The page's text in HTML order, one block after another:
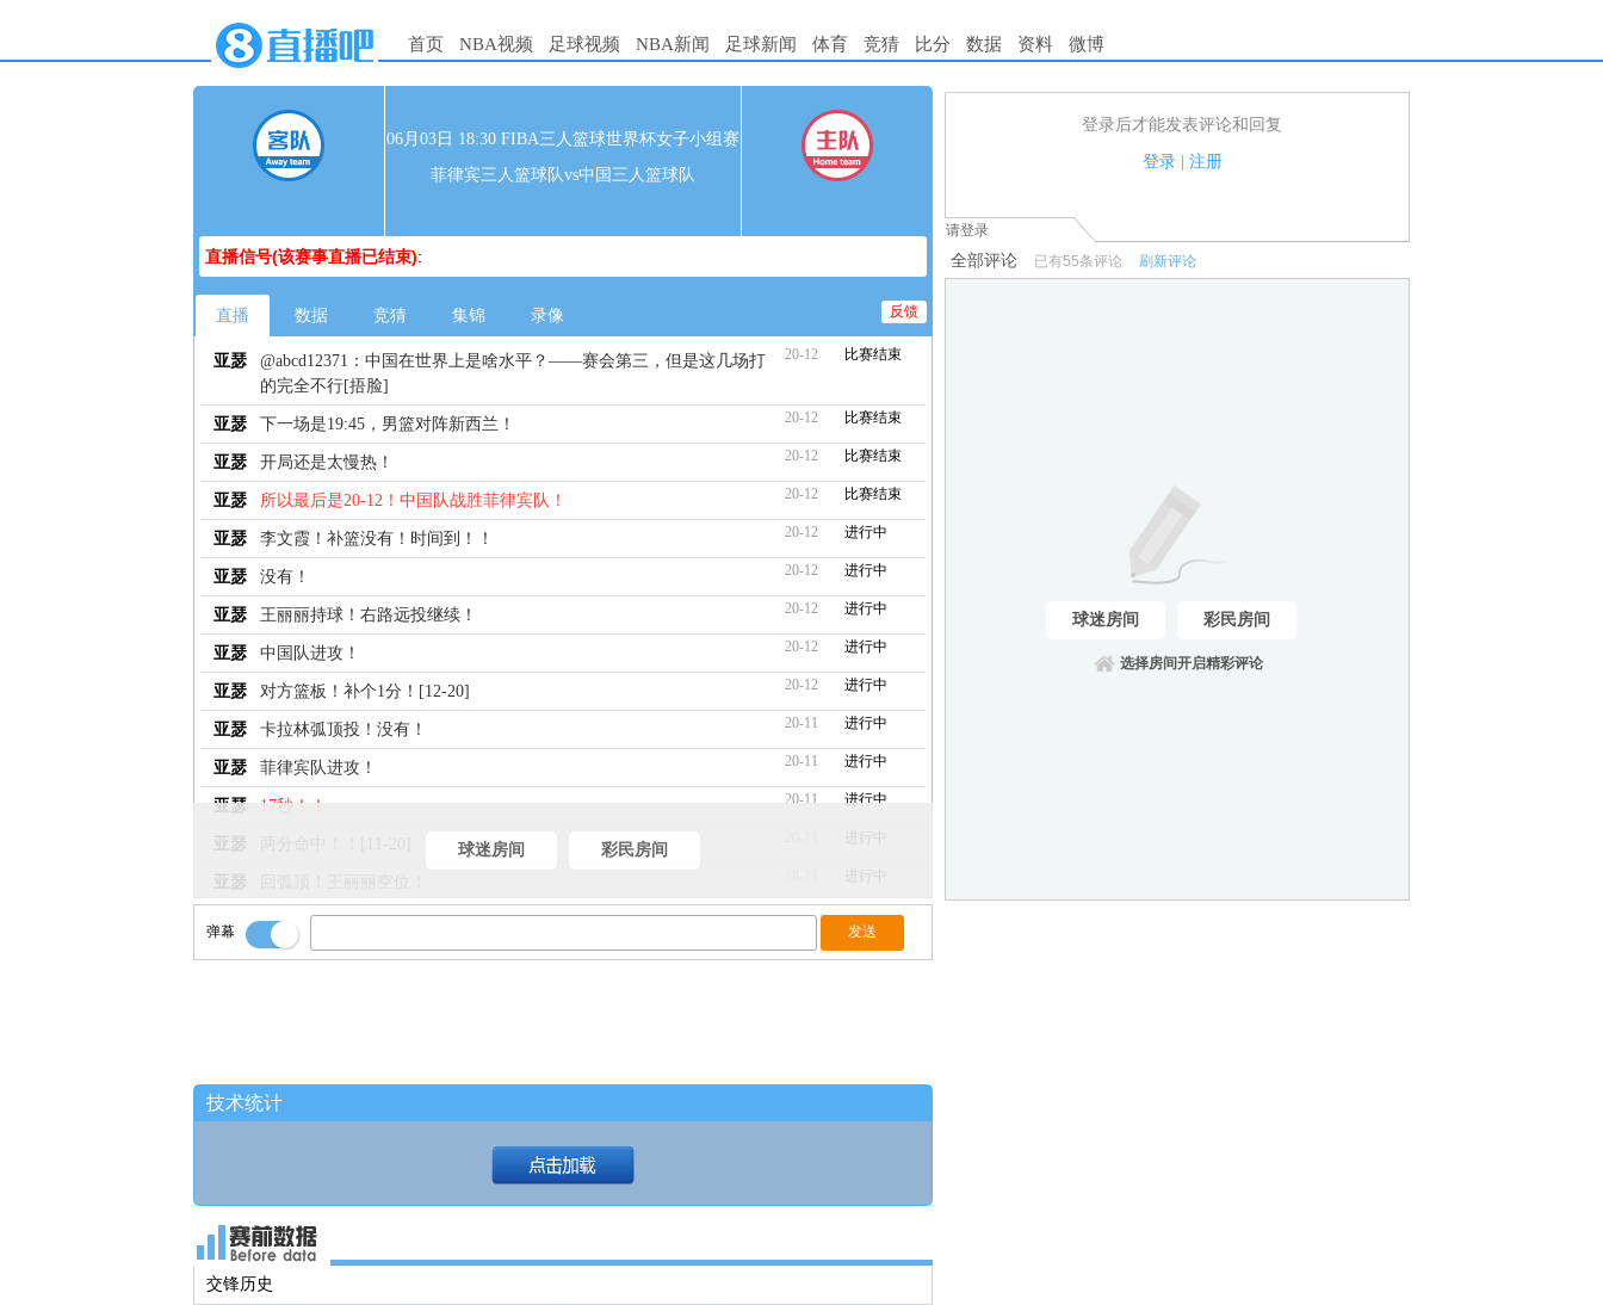
首页 NBA视频 足球视频 NBA新闻 足球新闻 体育 竞猜 比分 数据 资料 微博
06月03日 18:30 FIBA三人篮球世界杯女子小组赛
菲律宾三人篮球队vs中国三人篮球队
直播信号(该赛事直播已结束):
直播 数据 竞猜 集锦 录像 反馈
亚瑟
@abcd12371：中国在世界上是啥水平？——赛会第三，但是这几场打
的完全不行[捂脸]
20-12 比赛结束
亚瑟 下一场是19:45，男篮对阵新西兰！ 20-12 比赛结束
亚瑟 开局还是太慢热！ 20-12 比赛结束
亚瑟 所以最后是20-12！中国队战胜菲律宾队！ 20-12 比赛结束
亚瑟 李文霞！补篮没有！时间到！！ 20-12 进行中
亚瑟 没有！ 20-12 进行中
亚瑟 王丽丽持球！右路远投继续！ 20-12 进行中
亚瑟 中国队进攻！ 20-12 进行中
亚瑟 对方篮板！补个1分！[12-20] 20-12 进行中
亚瑟 卡拉林弧顶投！没有！ 20-11 进行中
亚瑟 菲律宾队进攻！ 20-11 进行中
亚瑟 17秒！！ 20-11 进行中
亚瑟 进行中
亚瑟 进行中
亚瑟 分里边！张芷婷！ 18-11 进行中
亚瑟 给左侧外线李文霞！ 18-11 进行中
球迷房间 彩民房间
弹幕
技术统计
交锋历史
登录后才能发表评论和回复
登录| 注册
1.电脑端新用户可以发表评论了！
请登录
全部评论 已有55条评论 刷新评论
球迷房间 彩民房间
选择房间开启精彩评论